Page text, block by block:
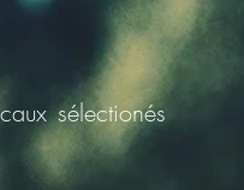
sélectionés